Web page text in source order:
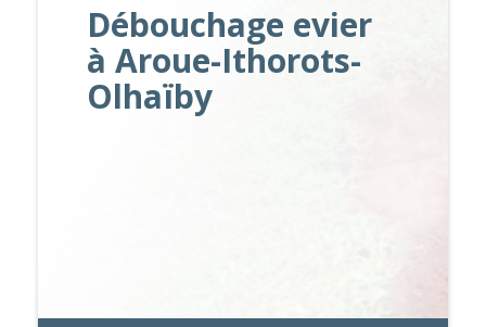
Débouchage evier
à Aroue-Ithorots-
Olhaïby